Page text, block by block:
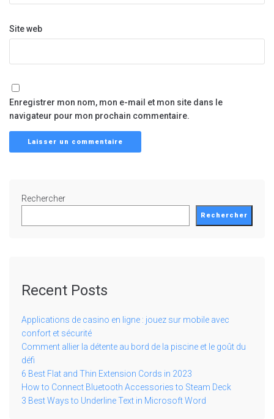
Site web
Enregistrer mon nom, mon e-mail et mon site dans le
navigateur pour mon prochain commentaire.
Rechercher
Rechercher
Recent Posts
Applications de casino en ligne : jouez sur mobile avec
confort et sécurité
Comment allier la détente au bord de la piscine et le goût du
défi
6 Best Flat and Thin Extension Cords in 2023
How to Connect Bluetooth Accessories to Steam Deck
3 Best Ways to Underline Text in Microsoft Word